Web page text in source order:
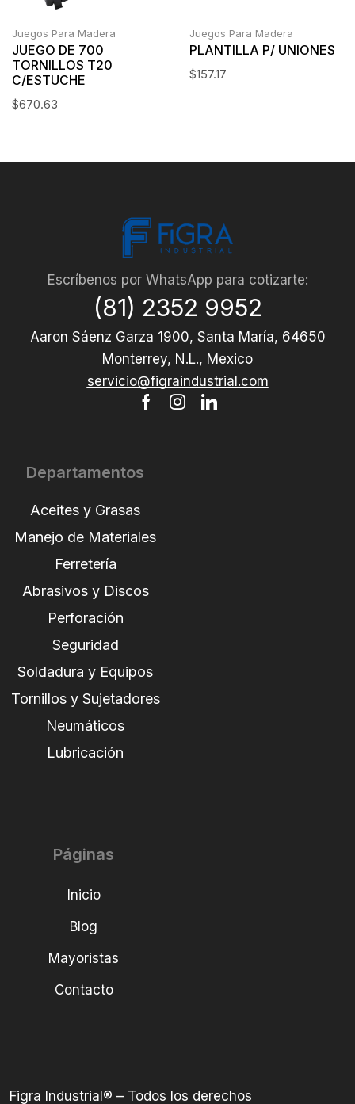
Juegos Para Madera
JUEGO DE 700
TORNILLOS T20
C/ESTUCHE
$670.63
Juegos Para Madera
PLANTILLA P/ UNIONES
$157.17
Escríbenos por WhatsApp para cotizarte:
(81) 2352 9952
Aaron Sáenz Garza 1900, Santa María, 64650
Monterrey, N.L., Mexico
servicio@figraindustrial.com
Departamentos
Aceites y Grasas
Manejo de Materiales
Ferretería
Abrasivos y Discos
Perforación
Seguridad
Soldadura y Equipos
Tornillos y Sujetadores
Neumáticos
Lubricación
Páginas
Inicio
Blog
Mayoristas
Contacto
Figra Industrial® – Todos los derechos